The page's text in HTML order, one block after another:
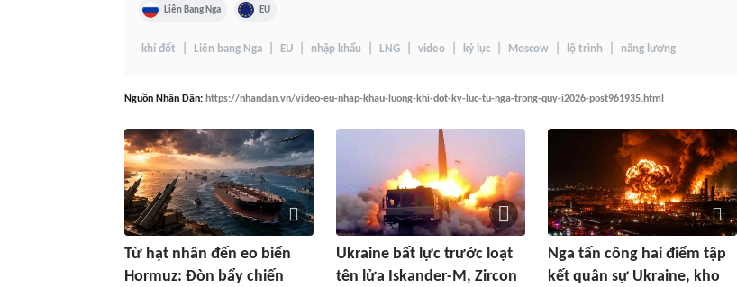
Liên Bang Nga EU
khí đốt Liên bang Nga EU nhập khẩu LNG video kỷ lục Moscow lộ trình năng lượng
Nguồn Nhân Dân: https://nhandan.vn/video-eu-nhap-khau-luong-khi-dot-ky-luc-tu-nga-trong-quy-i2026-post961935.html
Từ hạt nhân đến eo biển
Hormuz: Đòn bẩy chiến
Ukraine bất lực trước loạt
tên lửa Iskander-M, Zircon
Nga tấn công hai điểm tập
kết quân sự Ukraine, kho